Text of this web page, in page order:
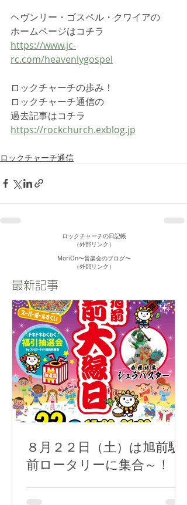
ヘヴンリー・ゴスペル・クワイアの
ホームページはコチラ
https://www.jc-
rc.com/heavenlygospel
ロックチャーチの歩み！
ロックチャーチ通信の
過去記事はコチラ
https://rockchurch.exblog.jp
ロックチャーチ通信
ロックチャーチの日記帳
（外部リンク）
MoriOn〜音楽会のブログ〜
​（外部リンク）
最新記事
８月２２日（土）は旭前駅
前ロータリーに集合～！！